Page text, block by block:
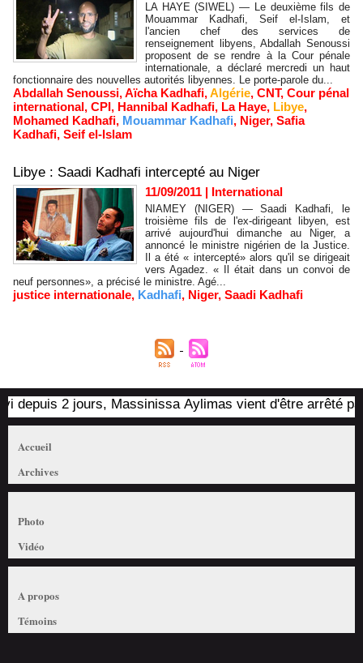
LA HAYE (SIWEL) — Le deuxième fils de
Mouammar Kadhafi, Seif el-Islam, et
l'ancien chef des services de
renseignement libyens, Abdallah Senoussi
proposent de se rendre à la Cour pénale
internationale, a déclaré mercredi un haut
fonctionnaire des nouvelles autorités libyennes. Le porte-parole du...
Abdallah Senoussi,Aïcha Kadhafi,Algérie, CNT, Cour pénal
international, CPI, Hannibal Kadhafi, La Haye, Libye,
Mohamed Kadhafi, Mouammar Kadhafi, Niger, Safia
Kadhafi, Seif el-Islam
Libye : Saadi Kadhafi intercepté au Niger
11/09/2011 | International
NIAMEY (NIGER) — Saadi Kadhafi, le
troisième fils de l'ex-dirigeant libyen, est
arrivé aujourd'hui dimanche au Niger, a
annoncé le ministre nigérien de la Justice.
Il a été « intercepté» alors qu'il se dirigeait
vers Agadez. « Il était dans un convoi de
neuf personnes», a précisé le ministre. Agé...
justice internationale, Kadhafi, Niger, Saadi Kadhafi
2 jours, Massinissa Aylimas vient d'être arrêté par les
Accueil
Archives
Photo
Vidéo
A propos
Témoins